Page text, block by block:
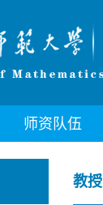
师资队伍
教授